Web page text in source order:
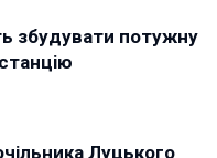
збудувати потужну
Луцького